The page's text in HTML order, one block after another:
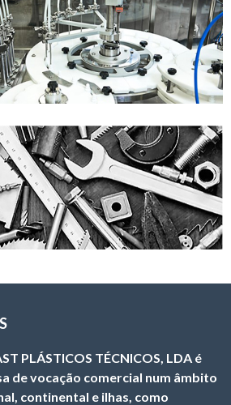
PLÁSTICOS TÉCNICOS, LDA é
de vocação comercial num âmbito
continental e ilhas, como